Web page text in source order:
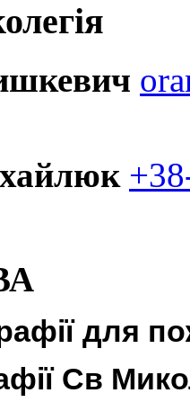
для
Св